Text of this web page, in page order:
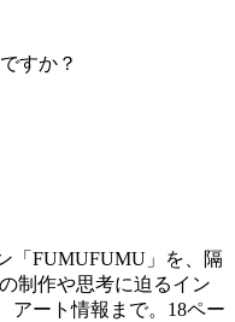
すか？
「FUMUFUMU」を、隔
制作や思考に迫るイン
アート情報まで。18ペー